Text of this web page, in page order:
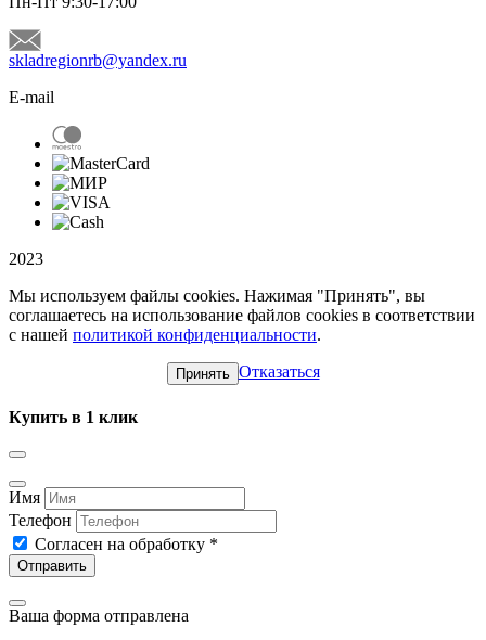
skladregionrb@yandex.ru
E-mail
2023
Мы используем файлы cookies. Нажимая "Принять", вы
соглашаетесь на использование файлов cookies в соответствии
с нашей политикой конфиденциальности.
Принять Отказаться
Купить в 1 клик
Имя
Телефон
Согласен на обработку *
Отправить
Ваша форма отправлена